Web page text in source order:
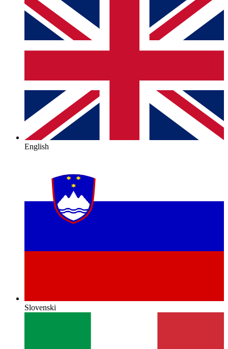
English
Slovenski